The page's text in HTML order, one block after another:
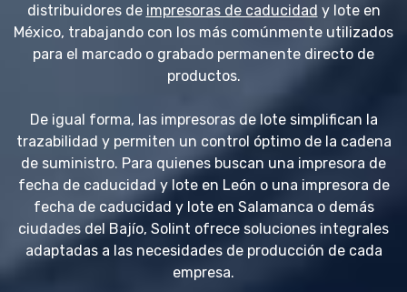
distribuidores de impresoras de caducidad y lote en
México, trabajando con los más comúnmente utilizados
para el marcado o grabado permanente directo de
productos.
De igual forma, las impresoras de lote simplifican la
trazabilidad y permiten un control óptimo de la cadena
de suministro. Para quienes buscan una impresora de
fecha de caducidad y lote en León o una impresora de
fecha de caducidad y lote en Salamanca o demás
ciudades del Bajío, Solint ofrece soluciones integrales
adaptadas a las necesidades de producción de cada
empresa.